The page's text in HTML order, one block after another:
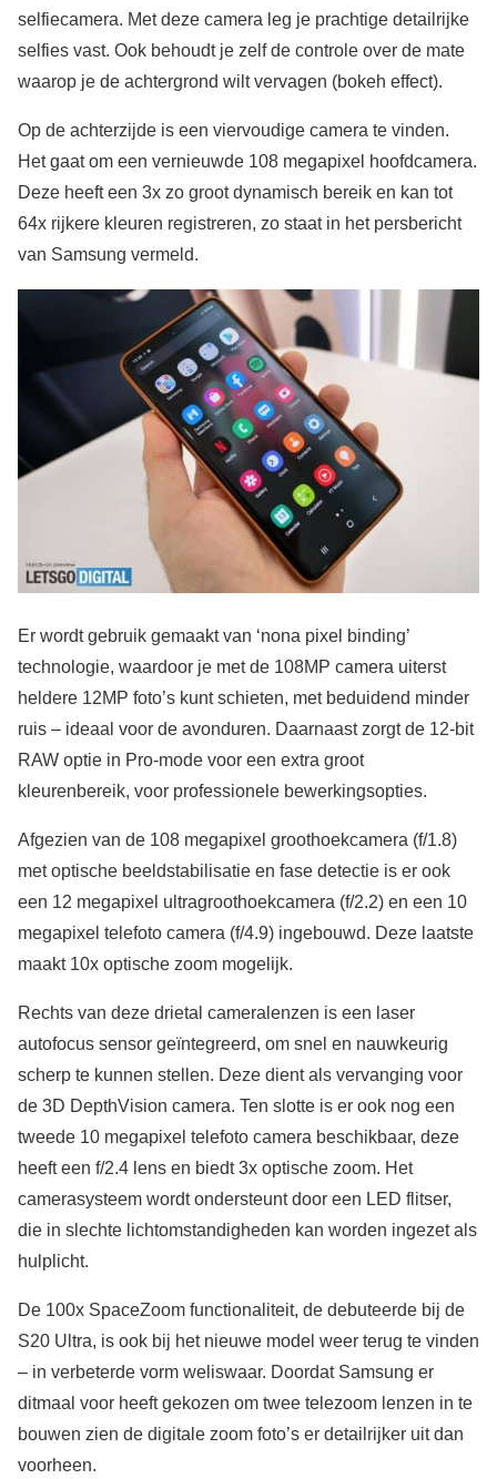
selfiecamera. Met deze camera leg je prachtige detailrijke
selfies vast. Ook behoudt je zelf de controle over de mate
waarop je de achtergrond wilt vervagen (bokeh effect).
Op de achterzijde is een viervoudige camera te vinden.
Het gaat om een vernieuwde 108 megapixel hoofdcamera.
Deze heeft een 3x zo groot dynamisch bereik en kan tot
64x rijkere kleuren registreren, zo staat in het persbericht
van Samsung vermeld.
Er wordt gebruik gemaakt van ‘nona pixel binding’
technologie, waardoor je met de 108MP camera uiterst
heldere 12MP foto’s kunt schieten, met beduidend minder
ruis – ideaal voor de avonduren. Daarnaast zorgt de 12-bit
RAW optie in Pro-mode voor een extra groot
kleurenbereik, voor professionele bewerkingsopties.
Afgezien van de 108 megapixel groothoekcamera (f/1.8)
met optische beeldstabilisatie en fase detectie is er ook
een 12 megapixel ultragroothoekcamera (f/2.2) en een 10
megapixel telefoto camera (f/4.9) ingebouwd. Deze laatste
maakt 10x optische zoom mogelijk.
Rechts van deze drietal cameralenzen is een laser
autofocus sensor geïntegreerd, om snel en nauwkeurig
scherp te kunnen stellen. Deze dient als vervanging voor
de 3D DepthVision camera. Ten slotte is er ook nog een
tweede 10 megapixel telefoto camera beschikbaar, deze
heeft een f/2.4 lens en biedt 3x optische zoom. Het
camerasysteem wordt ondersteunt door een LED flitser,
die in slechte lichtomstandigheden kan worden ingezet als
hulplicht.
De 100x SpaceZoom functionaliteit, de debuteerde bij de
S20 Ultra, is ook bij het nieuwe model weer terug te vinden
– in verbeterde vorm weliswaar. Doordat Samsung er
ditmaal voor heeft gekozen om twee telezoom lenzen in te
bouwen zien de digitale zoom foto’s er detailrijker uit dan
voorheen.